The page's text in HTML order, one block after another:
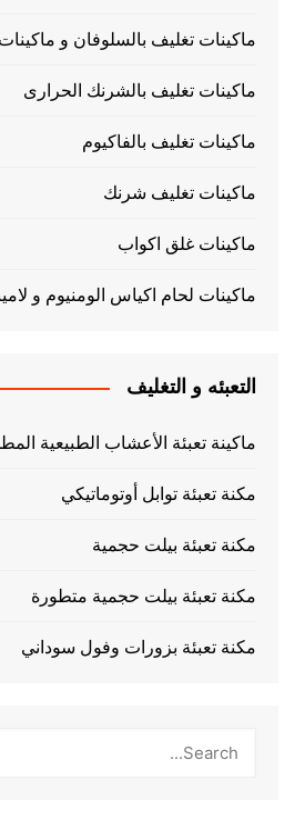
ماكينات تغليف بالسلوفان و
ماكينات تغليف بالشرنك الحرارى
ماكينات تغليف بالفاكيوم
ماكينات تغليف شرنك
ماكينات غلق اكواب
ماكينات لحام اكياس الومنيوم و
التعبئه و التغليف
ماكينة تعبئة الأعشاب الطبيعية
مكنة تعبئة توابل أوتوماتيكي
مكنة تعبئة بيلت حجمية
مكنة تعبئة بيلت حجمية متطورة
مكنة تعبئة بزورات وفول سوداني